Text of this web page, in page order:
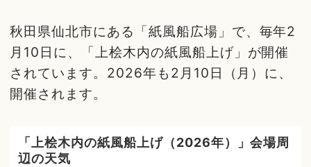
秋田県仙北市にある「紙風船広場」で、毎年2
月10日に、「上桧木内の紙風船上げ」が開催
されています。2026年も2月10日（月）に、
開催されます。
「上桧木内の紙風船上げ（2026年）」会場周
辺の天気